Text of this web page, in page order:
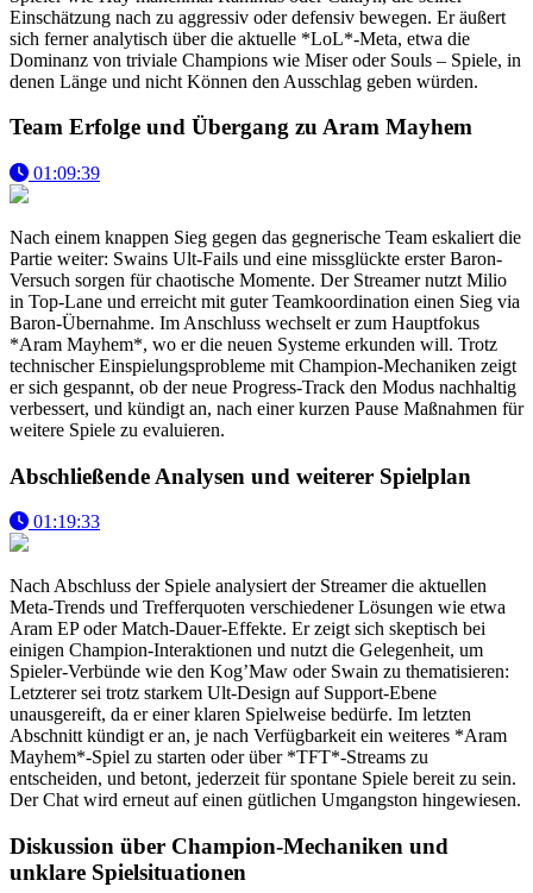
Einschätzung nach zu aggressiv oder defensiv bewegen. Er äußert
sich ferner analytisch über die aktuelle *LoL*-Meta, etwa die
Dominanz von triviale Champions wie Miser oder Souls – Spiele, in
denen Länge und nicht Können den Ausschlag geben würden.
Team Erfolge und Übergang zu Aram Mayhem
01:09:39
Nach einem knappen Sieg gegen das gegnerische Team eskaliert die
Partie weiter: Swains Ult-Fails und eine missglückte erster Baron-
Versuch sorgen für chaotische Momente. Der Streamer nutzt Milio
in Top-Lane und erreicht mit guter Teamkoordination einen Sieg via
Baron-Übernahme. Im Anschluss wechselt er zum Hauptfokus
*Aram Mayhem*, wo er die neuen Systeme erkunden will. Trotz
technischer Einspielungsprobleme mit Champion-Mechaniken zeigt
er sich gespannt, ob der neue Progress-Track den Modus nachhaltig
verbessert, und kündigt an, nach einer kurzen Pause Maßnahmen für
weitere Spiele zu evaluieren.
Abschließende Analysen und weiterer Spielplan
01:19:33
Nach Abschluss der Spiele analysiert der Streamer die aktuellen
Meta-Trends und Trefferquoten verschiedener Lösungen wie etwa
Aram EP oder Match-Dauer-Effekte. Er zeigt sich skeptisch bei
einigen Champion-Interaktionen und nutzt die Gelegenheit, um
Spieler-Verbünde wie den Kog’Maw oder Swain zu thematisieren:
Letzterer sei trotz starkem Ult-Design auf Support-Ebene
unausgereift, da er einer klaren Spielweise bedürfe. Im letzten
Abschnitt kündigt er an, je nach Verfügbarkeit ein weiteres *Aram
Mayhem*-Spiel zu starten oder über *TFT*-Streams zu
entscheiden, und betont, jederzeit für spontane Spiele bereit zu sein.
Der Chat wird erneut auf einen gütlichen Umgangston hingewiesen.
Diskussion über Champion-Mechaniken und
unklare Spielsituationen